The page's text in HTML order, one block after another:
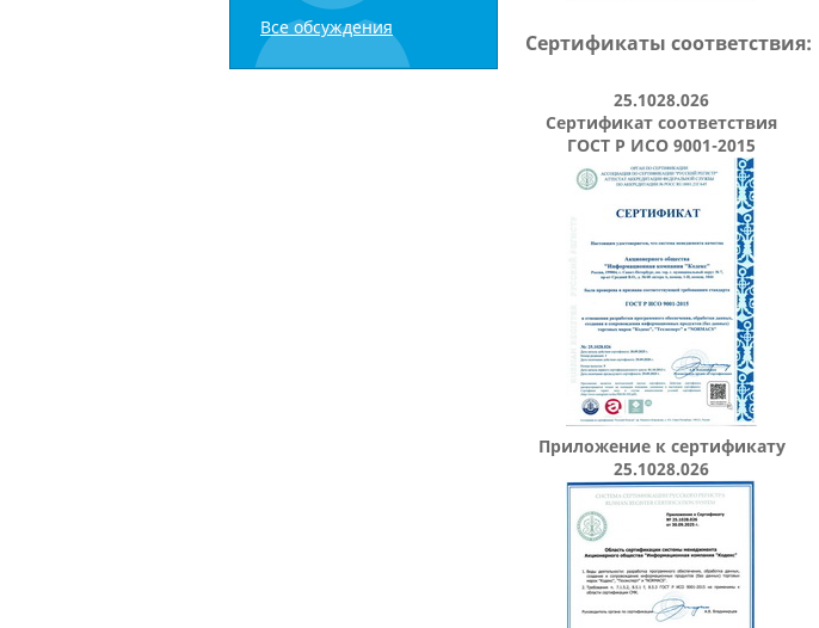
Все обсуждения
Сертификаты соответствия:
25.1028.026
Сертификат соответствия
ГОСТ Р ИСО 9001-2015
Приложение к сертификату
25.1028.026